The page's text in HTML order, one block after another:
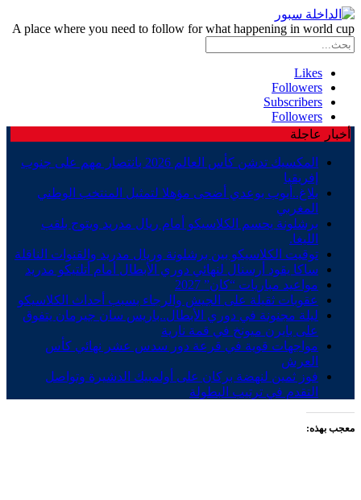
A place where you need to follow for what happening in world cup
Likes
Followers
Subscribers
Followers
أخبار عاجلة
المكسيك تدشن كأس العالم 2026 بانتصار مهم على جنوب
إفريقيا
بلاغ..أيوب بوعدي أضحى مؤهلا لتمثيل المنتخب الوطني
المغربي
برشلونة يحسم الكلاسيكو أمام ريال مدريد ويتوج بلقب
الليغا.
توقيت الكلاسيكو بين برشلونة وريال مدريد والقنوات الناقلة
ساكا يقود أرسنال لنهائي دوري الأبطال أمام أتلتيكو مدريد
مواعيد مباريات “كان” 2027
عقوبات ثقيلة على الجيش والرجاء بسبب أحداث الكلاسيكو
ليلة مجنونة في دوري الأبطال..باريس سان جيرمان يتفوق
على بايرن ميونخ في قمة نارية
مواجهات قوية في قرعة دور سدس عشر نهائي كأس
العرش
فوز ثمين لنهضة بركان على أولمبيك الدشيرة وتواصل
التقدم في ترتيب البطولة
معجب بهذه: